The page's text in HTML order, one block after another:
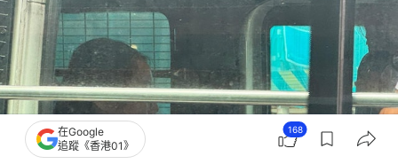
在Google
追蹤《香港01》
168